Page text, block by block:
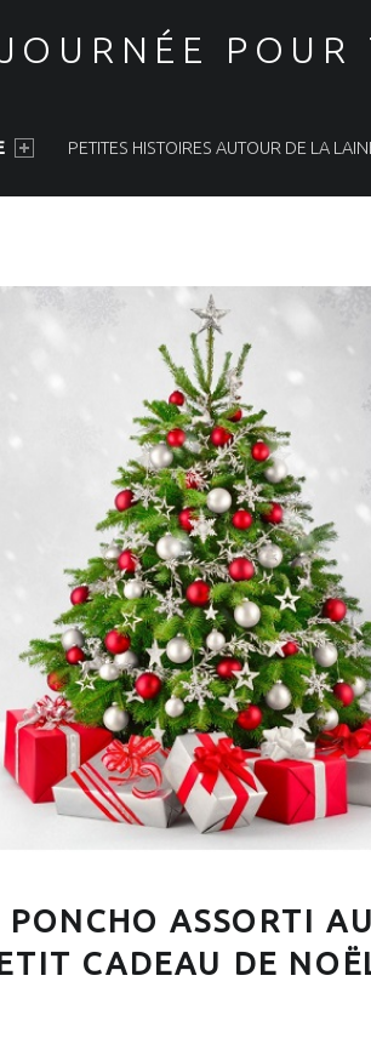
POUR
PETITES HISTOIRES AUTOUR DE LA
PONCHO ASSORTI AU
CADEAU DE